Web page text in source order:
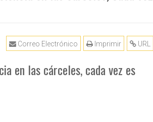
URL
Imprimir
Correo Electrónico
en las cárceles, cada vez es